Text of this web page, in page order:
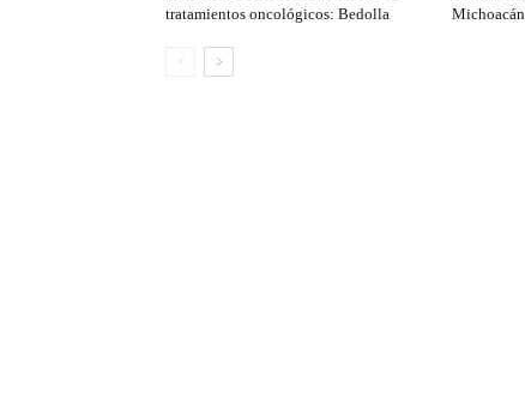
tratamientos oncológicos: Bedolla
Michoacán